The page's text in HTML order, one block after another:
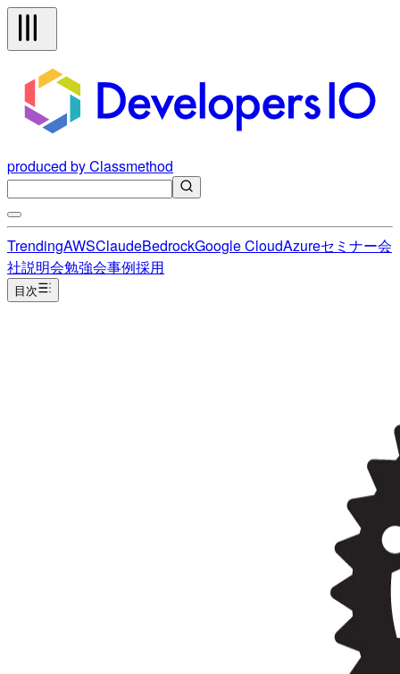
produced by Classmethod
TrendingAWSClaudeBedrockGoogle CloudAzureセミナー会
社説明会勉強会事例採用
目次